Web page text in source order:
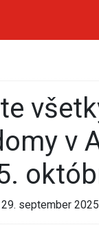
v
29. september 2025